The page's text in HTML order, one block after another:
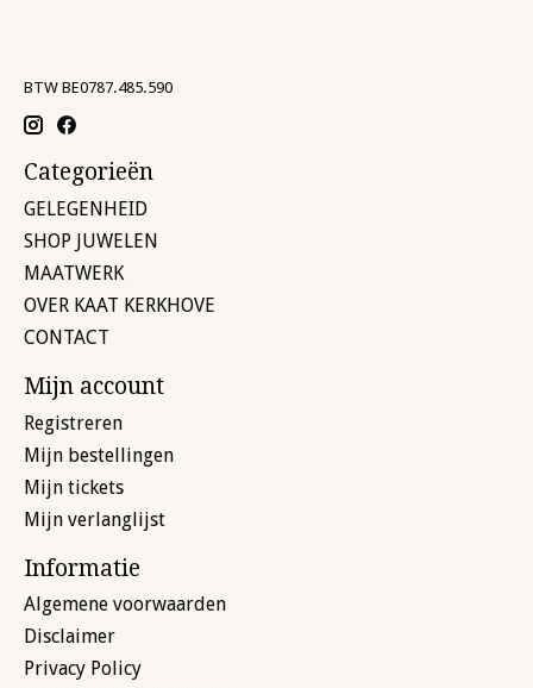
BTW BE0787.485.590
Categorieën
GELEGENHEID
SHOP JUWELEN
MAATWERK
OVER KAAT KERKHOVE
CONTACT
Mijn account
Registreren
Mijn bestellingen
Mijn tickets
Mijn verlanglijst
Informatie
Algemene voorwaarden
Disclaimer
Privacy Policy